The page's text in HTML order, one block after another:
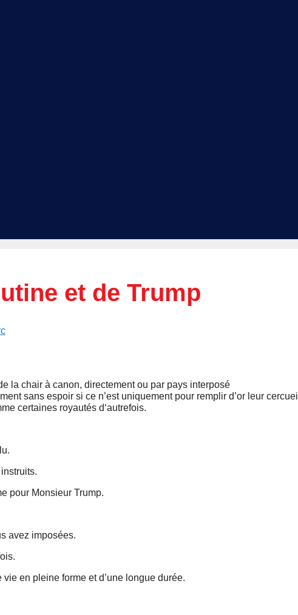
et de Trump
la chair à canon, directement ou par pays interposé
sans espoir si ce n’est uniquement pour remplir d’or leur cercueil
certaines royautés d‘autrefois.
pour Monsieur Trump.
avez imposées.
vie en pleine forme et d’une longue durée.